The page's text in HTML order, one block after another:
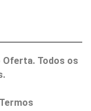
Todos os
Termos